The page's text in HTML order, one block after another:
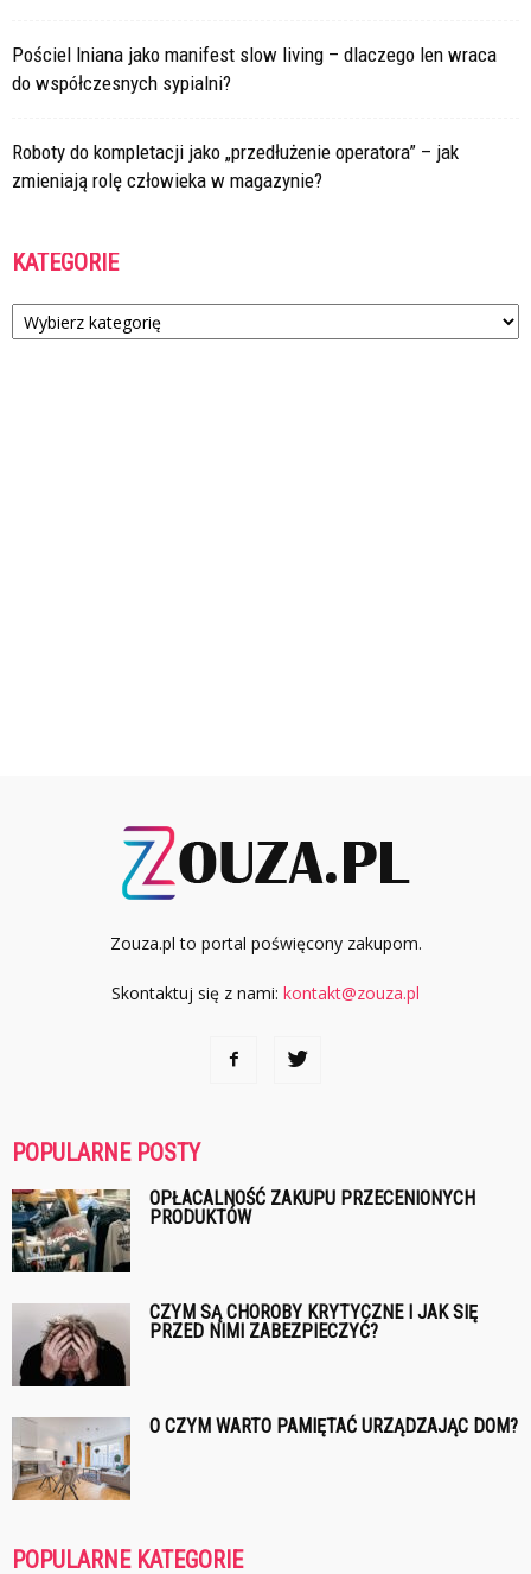
Pościel lniana jako manifest slow living – dlaczego len wraca
do współczesnych sypialni?
Roboty do kompletacji jako „przedłużenie operatora” – jak
zmieniają rolę człowieka w magazynie?
KATEGORIE
Kategorie
Zouza.pl to portal poświęcony zakupom.
Skontaktuj się z nami: kontakt@zouza.pl
POPULARNE POSTY
OPŁACALNOŚĆ ZAKUPU PRZECENIONYCH
PRODUKTÓW
CZYM SĄ CHOROBY KRYTYCZNE I JAK SIĘ
PRZED NIMI ZABEZPIECZYĆ?
O CZYM WARTO PAMIĘTAĆ URZĄDZAJĄC DOM?
POPULARNE KATEGORIE